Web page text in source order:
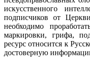
искусственного
подписчиков от
необходимо
маркировки, грифа,
ресурс относится к
достоверную